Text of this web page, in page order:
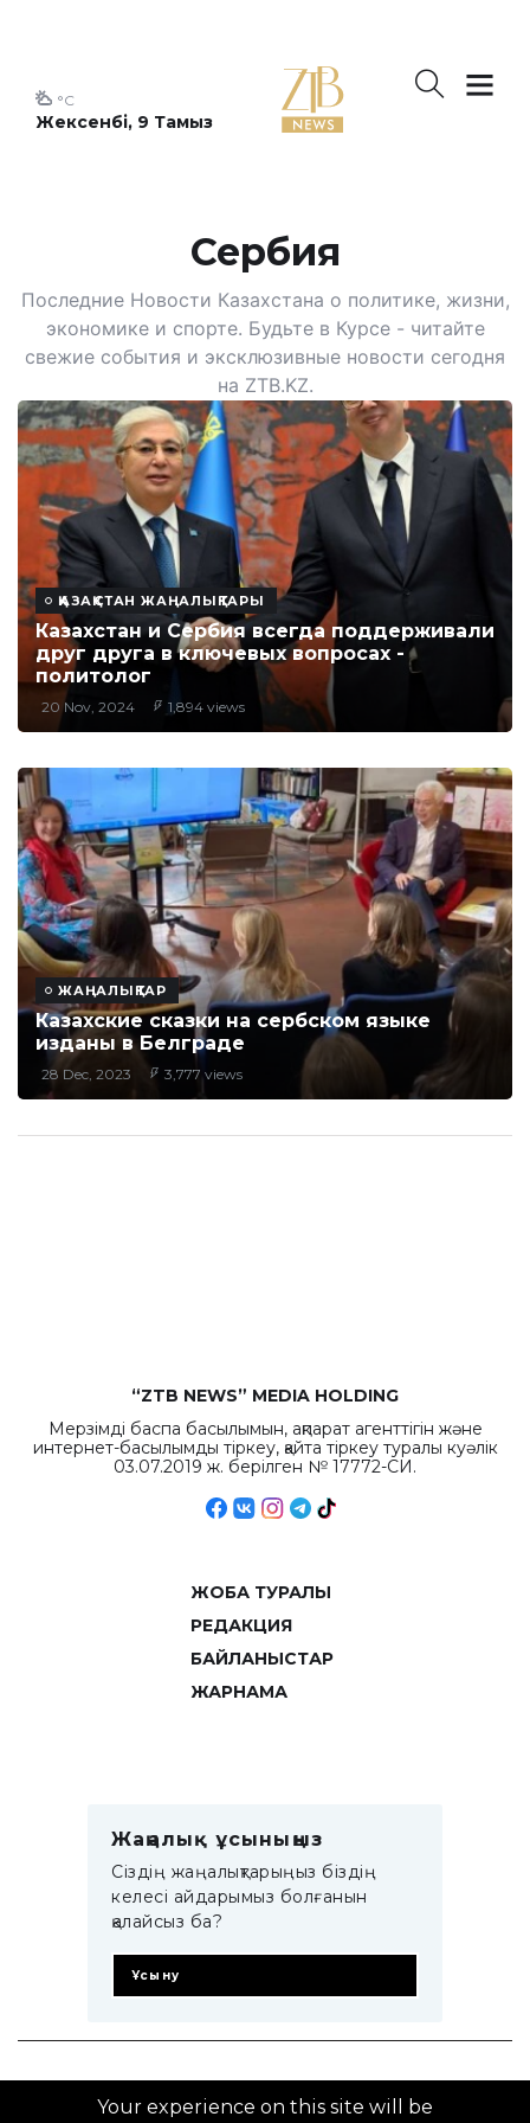
Жексенбі, 9 Тамыз
°C
Сербия
Последние Новости Казахстана о политике, жизни,
экономике и спорте. Будьте в Курсе - читайте
свежие события и эксклюзивные новости сегодня
на ZTB.KZ.
ҚАЗАҚСТАН ЖАҢАЛЫҚТАРЫ
Казахстан и Сербия всегда поддерживали
друг друга в ключевых вопросах -
политолог
20 Nov, 2024 1,894 views
ЖАҢАЛЫҚТАР
Казахские сказки на сербском языке
изданы в Белграде
28 Dec, 2023 3,777 views
“ZTB NEWS” MEDIA HOLDING
Мерзімді баспа басылымын, ақпарат агенттігін және
интернет-басылымды тіркеу, қайта тіркеу туралы куәлік
03.07.2019 ж. берілген № 17772-СИ.
ЖОБА ТУРАЛЫ
РЕДАКЦИЯ
БАЙЛАНЫСТАР
ЖАРНАМА
Жаңалық ұсыныңыз
Сіздің жаңалықтарыңыз біздің
келесі айдарымыз болғанын
қалайсыз ба?
Ұсыну
© 2014–2025 ZTB.KZ
Your experience on this site will be